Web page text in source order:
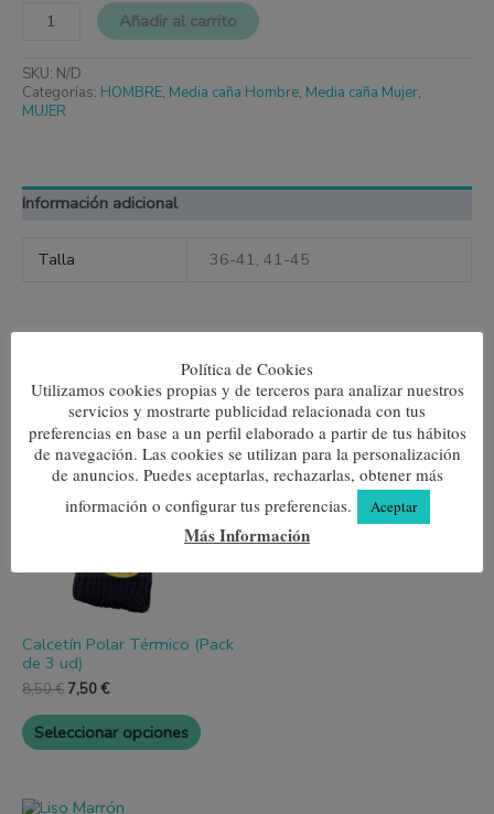
Añadir al carrito
SKU: N/D
Categorías: HOMBRE, Media caña Hombre, Media caña Mujer,
MUJER
Información adicional
Talla 36-41, 41-45
Productos relacionados
¡Oferta!
¡Oferta!
Calcetín Polar Térmico (Pack
de 3 ud)
8,50€
El
precio
original
era:
7,50€
El
precio
actual
es:
Seleccionar opciones
Este
producto
tiene
múltiples
variantes.
Las
opciones
se
página
Liso Azul
7,80€
Seleccionar opciones
tiene
pueden
Política de Cookies
Utilizamos cookies propias y de terceros para analizar nuestros
servicios y mostrarte publicidad relacionada con tus
preferencias en base a un perfil elaborado a partir de tus hábitos
de navegación. Las cookies se utilizan para la personalización
de anuncios. Puedes aceptarlas, rechazarlas, obtener más
información o configurar tus preferencias.
Aceptar
Más Información